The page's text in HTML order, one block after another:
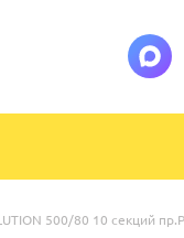
500/80 10 секций